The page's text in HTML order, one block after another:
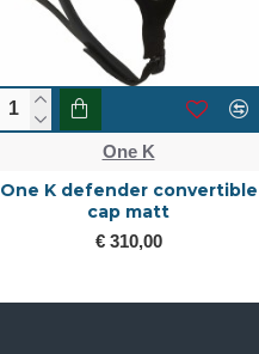
One K
One K defender convertible
cap matt
€ 310,00